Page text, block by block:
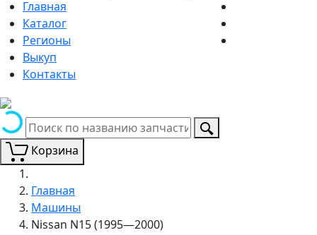
Главная
Каталог
Регионы
Выкуп
Контакты
Корзина
Главная
Машины
Nissan N15 (1995—2000)